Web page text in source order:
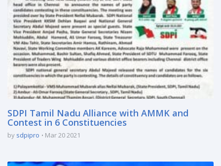
SDPI Tamil Nadu Alliance with AMMK and
Contest in 6 Constituencies
by sdpipro Mar 20 2021